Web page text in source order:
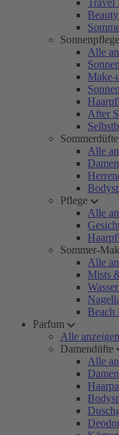
Travel
Sonnenpflege
Alle
Make-
After
Sommerdüfte
Alle
Pflege
Alle
Sommer-
Alle
Mists
Beach
Parfum
Alle anzeigen
Damendüfte
Alle